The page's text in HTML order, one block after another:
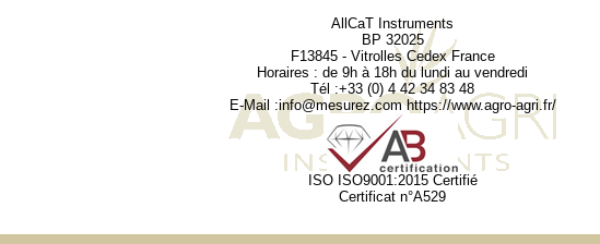
AllCaT Instruments
BP 32025
F13845 - Vitrolles Cedex France
Horaires : de 9h à 18h du lundi au vendredi
Tél :+33 (0) 4 42 34 83 48
E-Mail :info@mesurez.com https://www.agro-agri.fr/
ISO ISO9001:2015 Certifié
Certificat n°A529